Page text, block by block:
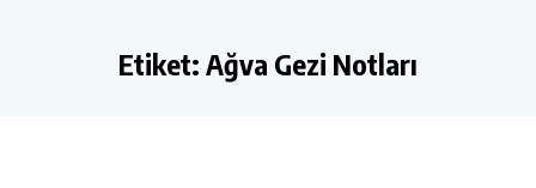
Etiket: Ağva Gezi Notları